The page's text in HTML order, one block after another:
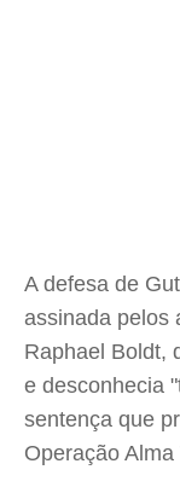
A defesa de
assinada pelos
Raphael Boldt,
e desconhecia
sentença que
Operação